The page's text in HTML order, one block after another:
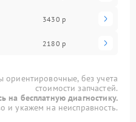
3430 р
2180 р
ориентировочные, без учета
стоимости запчастей.
на бесплатную диагностику.
и укажем на неисправность.